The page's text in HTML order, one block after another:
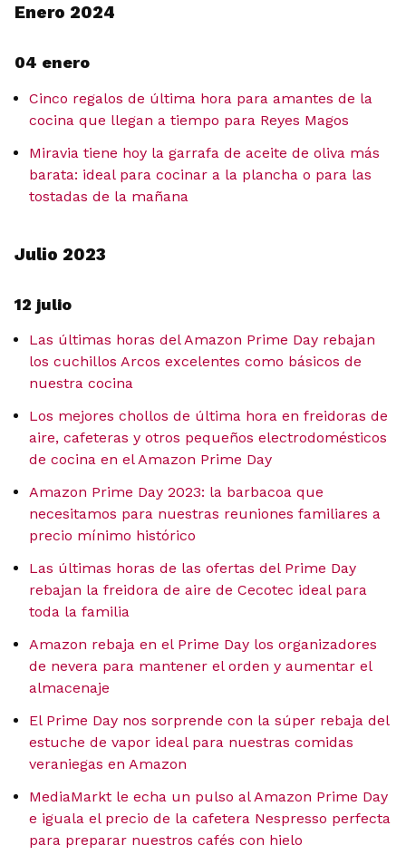
Enero 2024
04 enero
Cinco regalos de última hora para amantes de la
cocina que llegan a tiempo para Reyes Magos
Miravia tiene hoy la garrafa de aceite de oliva más
barata: ideal para cocinar a la plancha o para las
tostadas de la mañana
Julio 2023
12 julio
Las últimas horas del Amazon Prime Day rebajan
los cuchillos Arcos excelentes como básicos de
nuestra cocina
Los mejores chollos de última hora en freidoras de
aire, cafeteras y otros pequeños electrodomésticos
de cocina en el Amazon Prime Day
Amazon Prime Day 2023: la barbacoa que
necesitamos para nuestras reuniones familiares a
precio mínimo histórico
Las últimas horas de las ofertas del Prime Day
rebajan la freidora de aire de Cecotec ideal para
toda la familia
Amazon rebaja en el Prime Day los organizadores
de nevera para mantener el orden y aumentar el
almacenaje
El Prime Day nos sorprende con la súper rebaja del
estuche de vapor ideal para nuestras comidas
veraniegas en Amazon
MediaMarkt le echa un pulso al Amazon Prime Day
e iguala el precio de la cafetera Nespresso perfecta
para preparar nuestros cafés con hielo